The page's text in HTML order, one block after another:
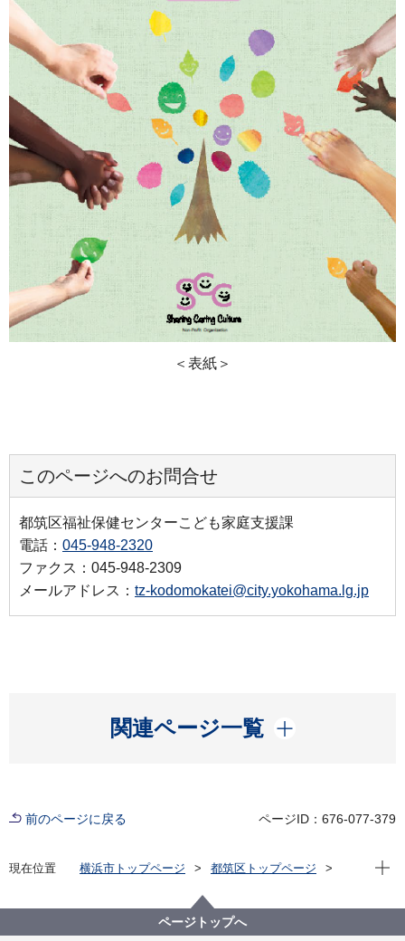
＜表紙＞
このページへのお問合せ
都筑区福祉保健センターこども家庭支援課
電話： 045-948-2320
ファクス：045-948-2309
メールアドレス： tz-kodomokatei@city.yokohama.lg.jp
関連ページ一覧
開く
前のページに戻る ページID：676-077-379
現在位置 横浜市トップページ
都筑区トップページ
外国出身者向け子育て情報誌「都筑区版OYACO」
Parenting information booklet
"Tsuzuki version of OYACO"
現在
ページトップへ